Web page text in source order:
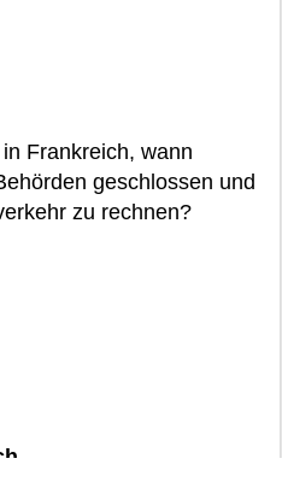
Frankreich, wann
geschlossen und
zu rechnen?